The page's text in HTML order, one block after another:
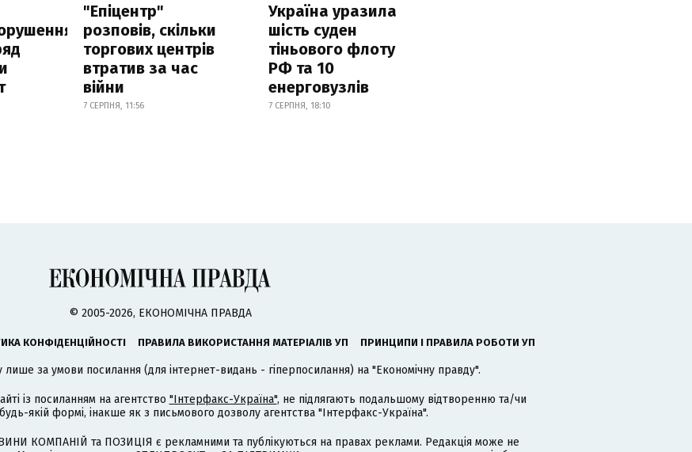
"Епіцентр"
розповів, скільки
торгових центрів
втратив за час
війни
7 СЕРПНЯ, 11:56
Україна уразила
шість суден
тіньового флоту
РФ та 10
енерговузлів
7 СЕРПНЯ, 18:10
© 2005-2026, ЕКОНОМІЧНА ПРАВДА
КОНФІДЕНЦІЙНОСТІ ПРАВИЛА ВИКОРИСТАННЯ МАТЕРІАЛІВ УП ПРИНЦИПИ І ПРАВИЛА РОБОТИ УП
лише за умови посилання (для інтернет-видань - гіперпосилання) на "Економічну правду".
із посиланням на агентство "Інтерфакс-Україна", не підлягають подальшому відтворенню та/чи
якій формі, інакше як з письмового дозволу агентства "Інтерфакс-Україна".
КОМПАНІЙ та ПОЗИЦІЯ є рекламними та публікуються на правах реклами. Редакція може не